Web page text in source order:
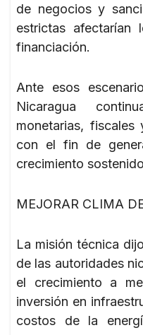
de negocios y
estrictas
financiación.
Ante esos
Nicaragua
monetarias, fiscales
con el fin de
crecimiento
MEJORAR CLIMA
La misión técnica
de las autoridades
el crecimiento a
inversión en
costos de la